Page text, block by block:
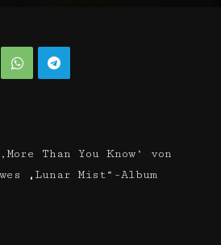
Than You Know‘ von
„Lunar Mist“-Album